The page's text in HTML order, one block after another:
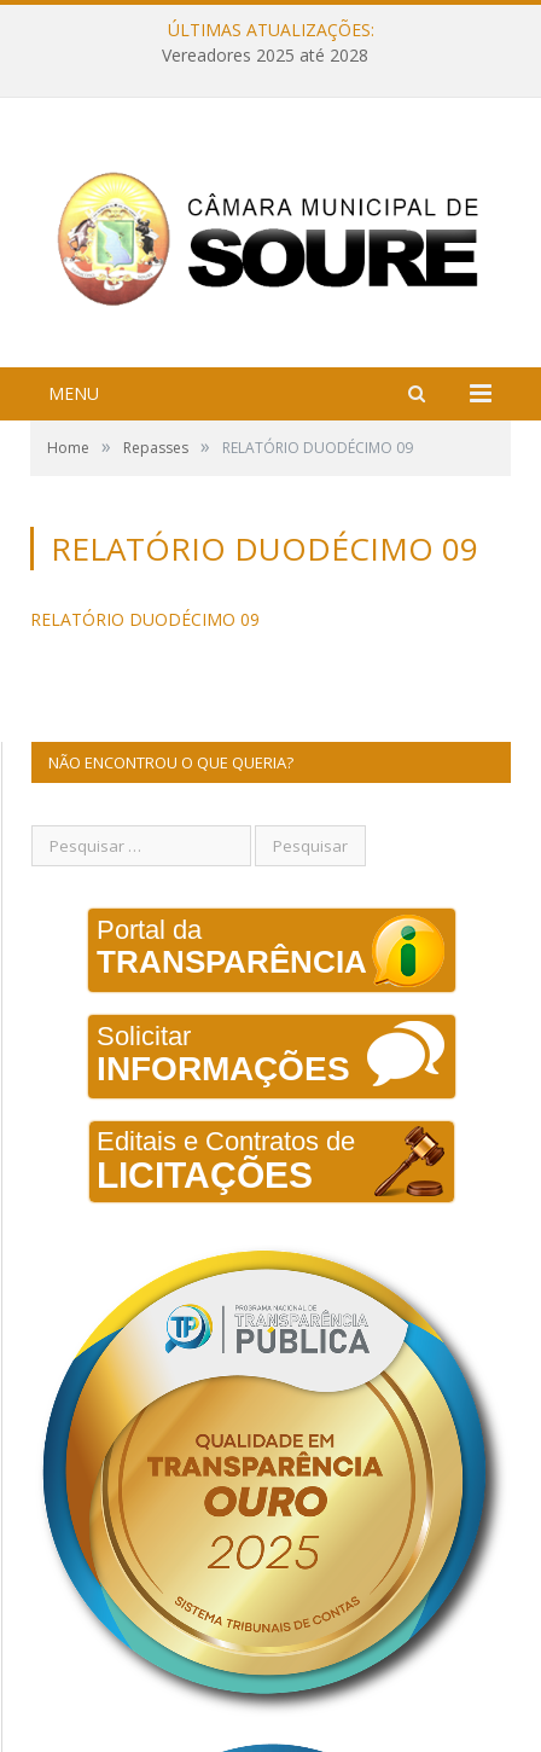
ÚLTIMAS ATUALIZAÇÕES:
Vereadores 2025 até 2028
MENU
Home » Repasses » RELATÓRIO DUODÉCIMO 09
RELATÓRIO DUODÉCIMO 09
RELATÓRIO DUODÉCIMO 09
NÃO ENCONTROU O QUE QUERIA?
Portal da
TRANSPARÊNCIA
Solicitar
INFORMAÇÕES
Editais e Contratos de
LICITAÇÕES